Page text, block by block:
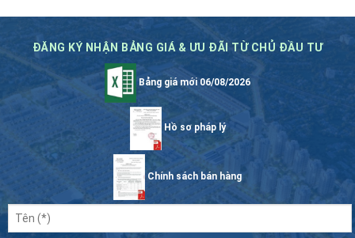
ĐĂNG KÝ NHẬN BẢNG GIÁ & ƯU ĐÃI TỪ CHỦ ĐẦU TƯ
Bảng giá mới 06/08/2026
Hồ sơ pháp lý
Chính sách bán hàng